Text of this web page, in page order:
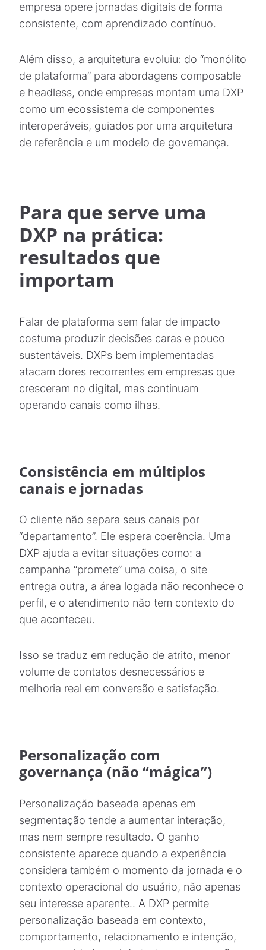
empresa opere jornadas digitais de forma
consistente, com aprendizado contínuo.
Além disso, a arquitetura evoluiu: do “monólito
de plataforma” para abordagens composable
e headless, onde empresas montam uma DXP
como um ecossistema de componentes
interoperáveis, guiados por uma arquitetura
de referência e um modelo de governança.
Para que serve uma
DXP na prática:
resultados que
importam
Falar de plataforma sem falar de impacto
costuma produzir decisões caras e pouco
sustentáveis. DXPs bem implementadas
atacam dores recorrentes em empresas que
cresceram no digital, mas continuam
operando canais como ilhas.
Consistência em múltiplos
canais e jornadas
O cliente não separa seus canais por
“departamento”. Ele espera coerência. Uma
DXP ajuda a evitar situações como: a
campanha “promete” uma coisa, o site
entrega outra, a área logada não reconhece o
perfil, e o atendimento não tem contexto do
que aconteceu.
Isso se traduz em redução de atrito, menor
volume de contatos desnecessários e
melhoria real em conversão e satisfação.
Personalização com
governança (não “mágica”)
Personalização baseada apenas em
segmentação tende a aumentar interação,
mas nem sempre resultado. O ganho
consistente aparece quando a experiência
considera também o momento da jornada e o
contexto operacional do usuário, não apenas
seu interesse aparente.. A DXP permite
personalização baseada em contexto,
comportamento, relacionamento e intenção,